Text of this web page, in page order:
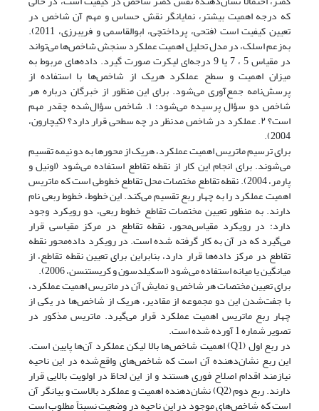
که درجه اهمیت بیشتر، نمایانگر نقش حساس و مهم آن شاخص در
تعیین کیفیت است (فتحی، پرداختچی، ابوالقاسمی ‌و فریبرزی، 2011).
به‌زعم اسلک، در مدل تحلیل اهمیت عملکرد سنجش شاخص‌ها می‌تواند
در مقیاس 5 ، 7 یا 9 درجه‌ای لیکرت صورت گیرد. داده‌های مربوط به
میزان اهمیت و سطح عملکرد هریک از شاخص‌ها با استفاده از
پرسش‌نامه جمع‌آوری می‌شود. برای این منظور از خبرگان درباره هر
شاخص دو سؤال پرسیده می‌شود: ۱. شاخص سؤال‌شده چقدر مهم
است؟ ۲. عملکرد در شاخص مدنظر در چه سطحی قرار دارد؟ (کیچارون،
2004).
برای ترسیم ماتریس اهمیت عملکرد، هریک از محور‌ها به دو نیمه تقسیم
می‌شوند. برای انجام این کار از نقطه تقاطع استفاده می‌شود (اونیل و
پارمر، 2004). نقطه تقاطع مختصات محل تقاطع خطوطی است که ماتریس
اهمیت عملکرد را به چهار ربع تقسیم می‌کند. این خطوط، خطوط ربعی نام
دارند. به منظور تعیین مختصات تقاطع خطوط ربعی، دو رویکرد وجود
دارد: در رویکرد مقیاس‌محور، نقطه تقاطع در مرکز مقیاسی قرار
می‌گیرد که در آن به کار گرفته شده است. در رویکرد داده‌محور نقطه
تقاطع در مرکز داده‌ها قرار دارد، بنابراین برای تعیین نقطه تقاطع، از
میانگین یا میانه استفاده می‌شود (اسکیلدسون و کریستنسن، 2006).
برای تعیین مختصات هر شاخص و نمایش آن در ماتریس اهمیت عملکرد،
با جفت‌شدن این دو مجموعه از مقادیر، هریک از شاخص‌ها در یکی از
چهار ربع ماتریس اهمیت عملکرد قرار می‌گیرد. ماتریس مذکور در
تصویر شماره 1 آورده شده است.
در ربع اول (Q1) اهمیت شاخص‌ها بالا لیکن عملکرد آن‌ها پایین است.
این ربع نشان‌دهنده آن است که شاخص‌های واقع‌شده در این ناحیه
نیازمند اقدام اصلاح فوری هستند و از این لحاظ در اولویت بالایی قرار
دارند. ربع دوم (Q2) نشان‌دهنده اهمیت و عملکرد بالاست و بیانگر آن
است که شاخص‌های موجود در این ناحیه در وضعیت نسبتاً مطلوب است